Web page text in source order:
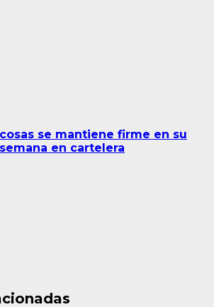
se mantiene firme en su
en cartelera